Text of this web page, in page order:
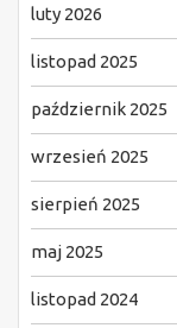
luty 2026
listopad 2025
październik 2025
wrzesień 2025
sierpień 2025
maj 2025
listopad 2024